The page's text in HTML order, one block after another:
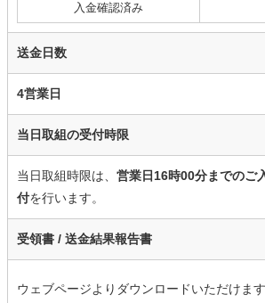
入金確認済み
送金日数
4営業日
当日取組の受付時限
当日取組時限は、 営業日16時00分までのご
付を行います。
受領書 /送金結果報告書
ウェブページよりダウンロードいただけます